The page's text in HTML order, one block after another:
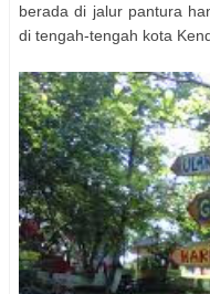
berada di jalur pantura
di tengah-tengah kota